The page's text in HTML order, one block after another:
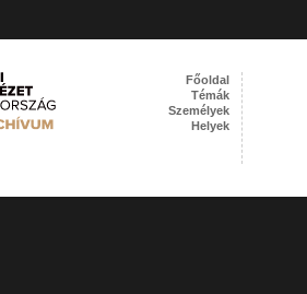
Főoldal
Témák
Személyek
Helyek